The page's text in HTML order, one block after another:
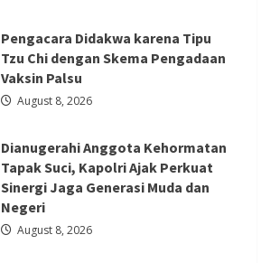
Pengacara Didakwa karena Tipu
Tzu Chi dengan Skema Pengadaan
Vaksin Palsu
August 8, 2026
Dianugerahi Anggota Kehormatan
Tapak Suci, Kapolri Ajak Perkuat
Sinergi Jaga Generasi Muda dan
Negeri
August 8, 2026